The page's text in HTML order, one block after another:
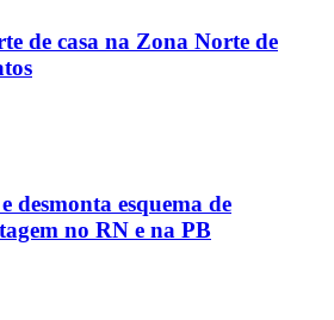
de casa na Zona Norte de
desmonta esquema de
no RN e na PB